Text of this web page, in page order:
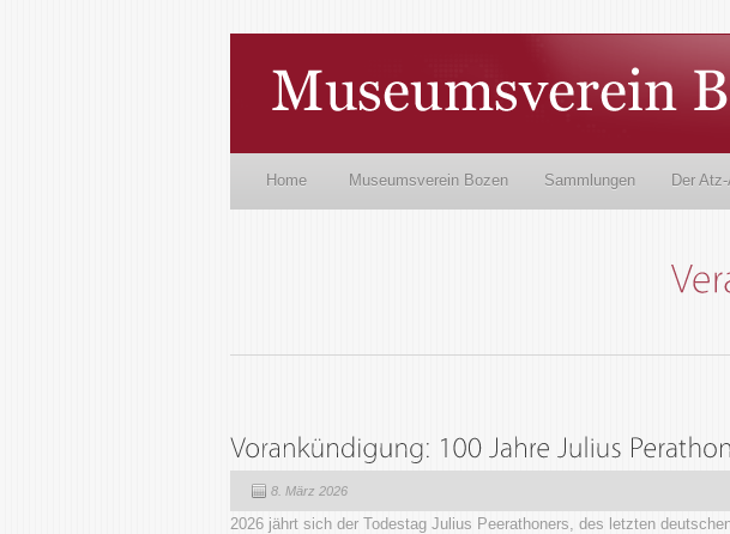
Home Museumsverein Bozen Sammlungen Der
8. März 2026
2026 jährt sich der Todestag Julius Peerathoners, des letzten